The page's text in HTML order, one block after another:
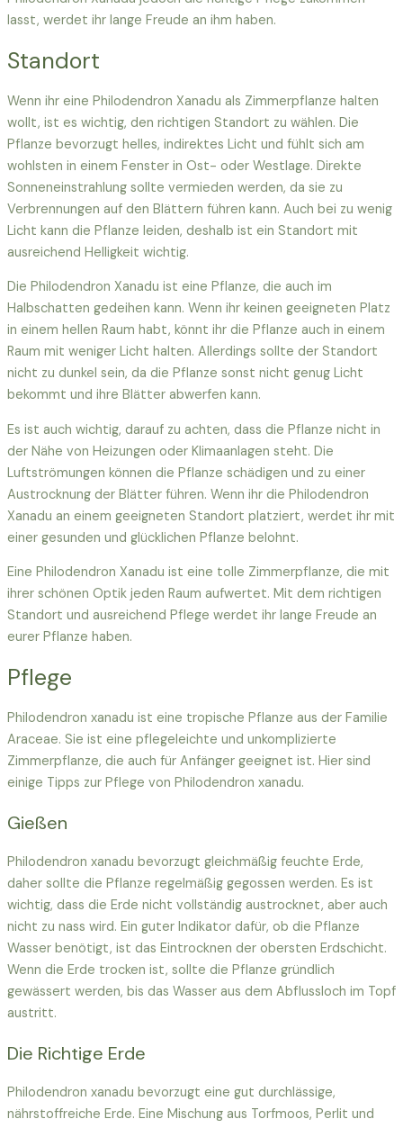
lasst, werdet ihr lange Freude an ihm haben.
Standort
Wenn ihr eine Philodendron Xanadu als Zimmerpflanze halten
wollt, ist es wichtig, den richtigen Standort zu wählen. Die
Pflanze bevorzugt helles, indirektes Licht und fühlt sich am
wohlsten in einem Fenster in Ost- oder Westlage. Direkte
Sonneneinstrahlung sollte vermieden werden, da sie zu
Verbrennungen auf den Blättern führen kann. Auch bei zu wenig
Licht kann die Pflanze leiden, deshalb ist ein Standort mit
ausreichend Helligkeit wichtig.
Die Philodendron Xanadu ist eine Pflanze, die auch im
Halbschatten gedeihen kann. Wenn ihr keinen geeigneten Platz
in einem hellen Raum habt, könnt ihr die Pflanze auch in einem
Raum mit weniger Licht halten. Allerdings sollte der Standort
nicht zu dunkel sein, da die Pflanze sonst nicht genug Licht
bekommt und ihre Blätter abwerfen kann.
Es ist auch wichtig, darauf zu achten, dass die Pflanze nicht in
der Nähe von Heizungen oder Klimaanlagen steht. Die
Luftströmungen können die Pflanze schädigen und zu einer
Austrocknung der Blätter führen. Wenn ihr die Philodendron
Xanadu an einem geeigneten Standort platziert, werdet ihr mit
einer gesunden und glücklichen Pflanze belohnt.
Eine Philodendron Xanadu ist eine tolle Zimmerpflanze, die mit
ihrer schönen Optik jeden Raum aufwertet. Mit dem richtigen
Standort und ausreichend Pflege werdet ihr lange Freude an
eurer Pflanze haben.
Pflege
Philodendron xanadu ist eine tropische Pflanze aus der Familie
Araceae. Sie ist eine pflegeleichte und unkomplizierte
Zimmerpflanze, die auch für Anfänger geeignet ist. Hier sind
einige Tipps zur Pflege von Philodendron xanadu.
Gießen
Philodendron xanadu bevorzugt gleichmäßig feuchte Erde,
daher sollte die Pflanze regelmäßig gegossen werden. Es ist
wichtig, dass die Erde nicht vollständig austrocknet, aber auch
nicht zu nass wird. Ein guter Indikator dafür, ob die Pflanze
Wasser benötigt, ist das Eintrocknen der obersten Erdschicht.
Wenn die Erde trocken ist, sollte die Pflanze gründlich
gewässert werden, bis das Wasser aus dem Abflussloch im Topf
austritt.
Die Richtige Erde
Philodendron xanadu bevorzugt eine gut durchlässige,
nährstoffreiche Erde. Eine Mischung aus Torfmoos, Perlit und